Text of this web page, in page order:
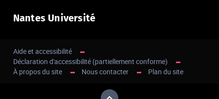
Nantes Université
Aide et accessibilité
Déclaration d'accessibilité (partiellement conforme)
À propos du site
Nous contacter Plan du site